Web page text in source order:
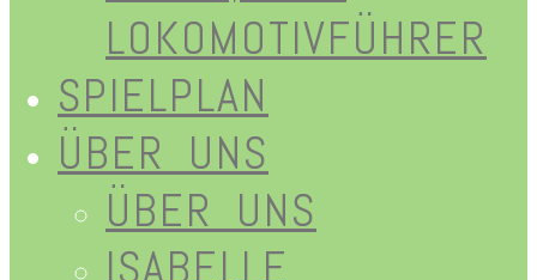
LOKOMOTIVFÜHRER
SPIELPLAN
ÜBER UNS
ÜBER UNS
ISABELLE